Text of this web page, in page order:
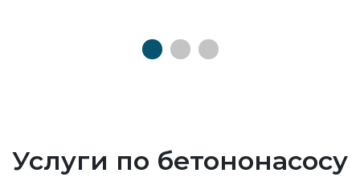
Услуги по бетононасосу